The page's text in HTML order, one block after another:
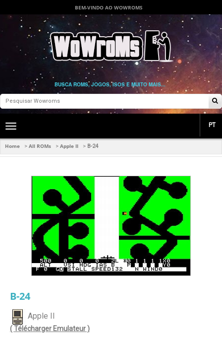
BEM-VINDO AO WOWROMS
BUSCA ROMS, JOGOS, ISOS E MUITO MAIS...
Toggle
navigation
PT
Home > All ROMs > Apple II > B-24
B-24
Apple II
( Télécharger Emulateur )